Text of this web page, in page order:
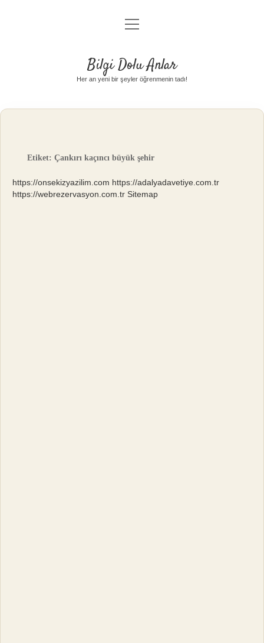
Anasayfa
Yasal Uyarı
menüyü
aç
Bilgi Dolu Anlar
Her an yeni bir şeyler öğrenmenin tadı!
Etiket:Çankırı kaçıncı büyük şehir
https://onsekizyazilim.com https://adalyadavetiye.com.tr
https://webrezervasyon.com.tr Sitemap